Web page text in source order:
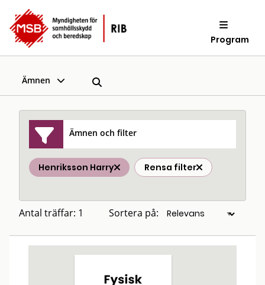
Program
Ämnen
Ämnen och filter
Henriksson Harry Rensa filter
Antal träffar: 1 Sortera på: